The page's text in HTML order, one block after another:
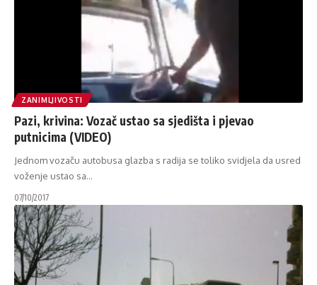
ZANIMLJIVOSTI
Pazi, krivina: Vozač ustao sa sjedišta i pjevao
putnicima (VIDEO)
Jednom vozaču autobusa glazba s radija se toliko svidjela da usred
voženje ustao sa…
07/10/2017